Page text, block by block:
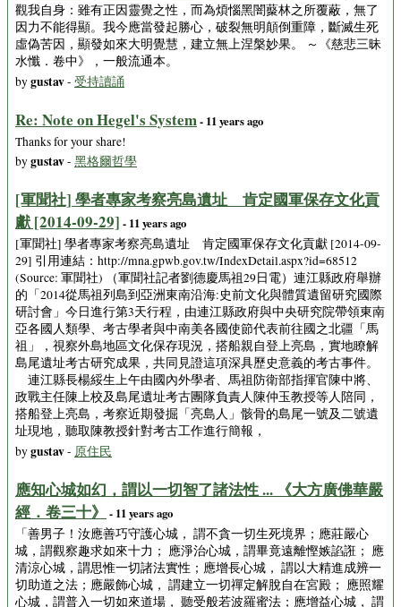
觀我自身：雖有正因靈覺之性，而為煩惱黑闇藂林之所覆蔽，無了
因力不能得顯。我今應當發起勝心，破裂無明顛倒重障，斷滅生死
虛偽苦因，顯發如來大明覺慧，建立無上涅槃妙果。 ～《慈悲三昧
水懺．卷中》，一般流通本。
bygustav- 受持讀誦
Re: Note on Hegel's System- 11 years ago
Thanks for your share!
bygustav- 黑格爾哲學
[軍聞社] 學者專家考察亮島遺址 肯定國軍保存文化貢
獻 [2014-09-29] - 11 years ago
[軍聞社] 學者專家考察亮島遺址 肯定國軍保存文化貢獻 [2014-09-
29] 引用連結：http://mna.gpwb.gov.tw/IndexDetail.aspx?id=68512
(Source: 軍聞社) （軍聞社記者劉德慶馬祖29日電）連江縣政府舉辦
的「2014從馬祖列島到亞洲東南沿海:史前文化與體質遺留研究國際
研討會」今日進行第3天行程，由連江縣政府與中央研究院帶領東南
亞各國人類學、考古學者與中南美各國使節代表前往國之北疆「馬
祖」，視察外島地區文化保存現況，搭船親自登上亮島，實地瞭解
島尾遺址考古研究成果，共同見證這項深具歷史意義的考古事件。
連江縣長楊綏生上午由國內外學者、馬祖防衛部指揮官陳中將、
政戰主任陳上校及島尾遺址考古團隊負責人陳仲玉教授等人陪同，
搭船登上亮島，考察近期發掘「亮島人」骸骨的島尾一號及二號遺
址現地，聽取陳教授針對考古工作進行簡報，
bygustav- 原住民
應知心城如幻，謂以一切智了諸法性 ... 《大方廣佛華嚴
經．卷三十》
- 11 years ago
「善男子！汝應善巧守護心城， 謂不貪一切生死境界；應莊嚴心
城，謂觀察趣求如來十力； 應淨治心城，謂畢竟遠離慳嫉諂誑； 應
清涼心城，謂思惟一切諸法實性；應增長心城， 謂以大精進成辨一
切助道之法；應嚴飾心城， 謂建立一切禪定解脫自在宮殿； 應照耀
心城，謂普入一切如來道場， 聽受般若波羅蜜法；應增益心城， 謂